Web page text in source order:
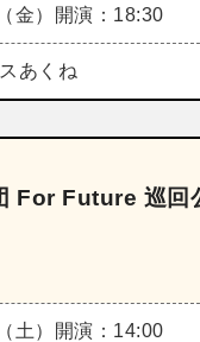
金） 開演：18:30
あくね
For Future 巡回
土） 開演：14:00